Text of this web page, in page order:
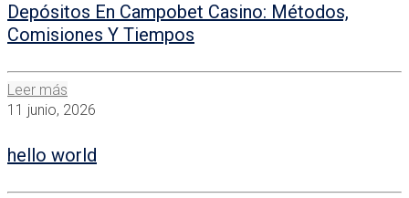
Depósitos En Campobet Casino: Métodos,
Comisiones Y Tiempos
Leer más
11 junio, 2026
hello world